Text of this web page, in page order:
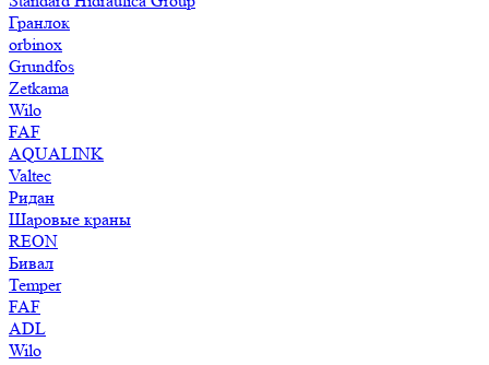
Гранлок
orbinox
Grundfos
Zetkama
Wilo
FAF
AQUALINK
Valtec
Ридан
Шаровые краны
REON
Бивал
Temper
FAF
ADL
Wilo